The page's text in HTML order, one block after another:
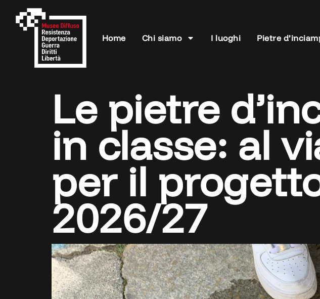
Home Chi siamo I luoghi Pietre
Le pietre
in classe: al
per il
2026/27